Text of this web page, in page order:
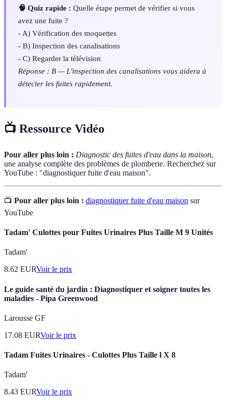
🧠 Quiz rapide : Quelle étape permet de vérifier si vous
avez une fuite ?
- A) Vérification des moquettes
- B) Inspection des canalisations
- C) Regarder la télévision
Réponse : B — L'inspection des canalisations vous aidera à
détecter les fuites rapidement.
📺 Ressource Vidéo
Pour aller plus loin : Diagnostic des fuites d'eau dans la maison,
une analyse complète des problèmes de plomberie. Recherchez sur
YouTube : "diagnostiquer fuite d'eau maison".
📺 Pour aller plus loin : diagnostiquer fuite d'eau maison sur
YouTube
Tadam' Culottes pour Fuites Urinaires Plus Taille M 9 Unités
Tadam'
8.62 EURVoir le prix
Le guide santé du jardin : Diagnostiquer et soigner toutes les
maladies - Pipa Greenwood
Larousse GF
17.08 EURVoir le prix
Tadam Fuites Urinaires - Culottes Plus Taille l X 8
Tadam'
8.43 EURVoir le prix